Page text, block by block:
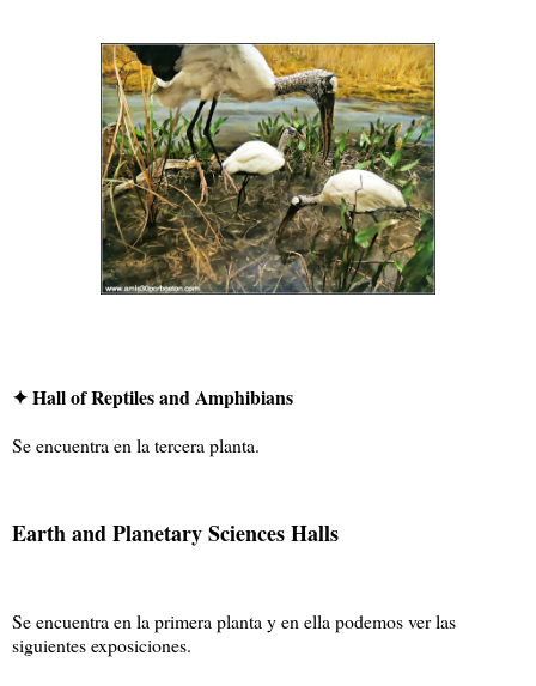
✦ Hall of Reptiles and Amphibians
Se encuentra en la tercera planta.
Earth and Planetary Sciences Halls
Se encuentra en la primera planta y en ella podemos ver las
siguientes exposiciones.